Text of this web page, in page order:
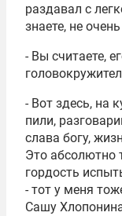
раздавал с
знаете, не
- Вы считаете,
- Вот здесь, на
пили,
слава богу,
Это абсолютно
гордость
- тот у меня
Сашу